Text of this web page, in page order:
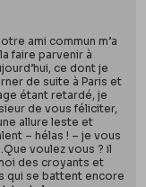
ami commun m’a
faire parvenir à
ce dont je
de suite à Paris et
étant retardé, je
de vous féliciter,
allure leste et
– hélas ! – je vous
voulez vous ? il
des croyants et
qui se battent encore